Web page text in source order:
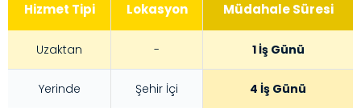
Hizmet Tipi Lokasyon Müdahale Süresi
Uzaktan - 1 İş Günü
Yerinde Şehir İçi 4 İş Günü